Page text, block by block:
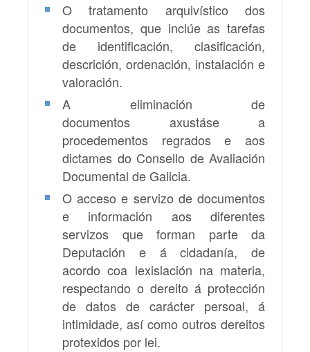
O tratamento arquivístico dos
documentos, que inclúe as tarefas
de identificación, clasificación,
descrición, ordenación, instalación e
valoración.
A eliminación de
documentos axustáse a
procedementos regrados e aos
dictames do Consello de Avaliación
Documental de Galicia.
O acceso e servizo de documentos
e información aos diferentes
servizos que forman parte da
Deputación e á cidadanía, de
acordo coa lexislación na materia,
respectando o dereito á protección
de datos de carácter persoal, á
intimidade, así como outros dereitos
protexidos por lei.